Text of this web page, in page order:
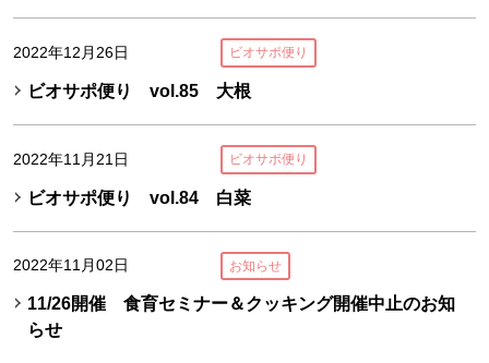
2022年12月26日 ビオサポ便り
ビオサポ便り vol.85 大根
2022年11月21日 ビオサポ便り
ビオサポ便り vol.84 白菜
2022年11月02日 お知らせ
11/26開催 食育セミナー＆クッキング開催中止のお知
らせ